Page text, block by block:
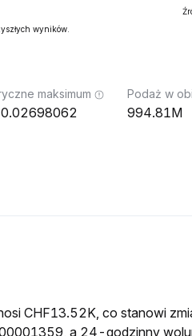
wyników.
maksimum
0.02698062
Podaż w
994.81M
CHF13.52K, co stanowi
a 24-godzinny